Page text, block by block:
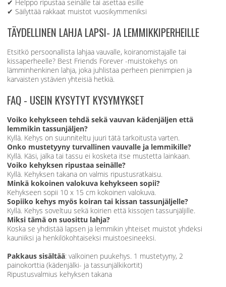
✔ Helppo ripustaa seinälle tai asettaa esille
✔ Säilyttää rakkaat muistot vuosikymmeniksi
TÄYDELLINEN LAHJA LAPSI- JA LEMMIKKIPERHEILLE
Etsitkö persoonallista lahjaa vauvalle, koiranomistajalle tai
kissaperheelle? Best Friends Forever -muistokehys on
lämminhenkinen lahja, joka juhlistaa perheen pienimpien ja
karvaisten ystävien yhteisiä hetkiä.
FAQ - USEIN KYSYTYT KYSYMYKSET
Voiko kehykseen tehdä sekä vauvan kädenjäljen että
lemmikin tassunjäljen?
Kyllä. Kehys on suunniteltu juuri tätä tarkoitusta varten.
Onko mustetyyny turvallinen vauvalle ja lemmikille?
Kyllä. Käsi, jalka tai tassu ei kosketa itse mustetta lainkaan.
Voiko kehyksen ripustaa seinälle?
Kyllä. Kehyksen takana on valmis ripustusratkaisu.
Minkä kokoinen valokuva kehykseen sopii?
Kehykseen sopii 10 x 15 cm kokoinen valokuva.
Sopiiko kehys myös koiran tai kissan tassunjäljelle?
Kyllä. Kehys soveltuu sekä koirien että kissojen tassunjäljille.
Miksi tämä on suosittu lahja?
Koska se yhdistää lapsen ja lemmikin yhteiset muistot yhdeksi
kauniiksi ja henkilökohtaiseksi muistoesineeksi.
Pakkaus sisältää: valkoinen puukehys. 1 mustetyyny, 2
painokorttia (kädenjälki- ja tassunjälkikortit)
Ripustusvalmius kehyksen takana